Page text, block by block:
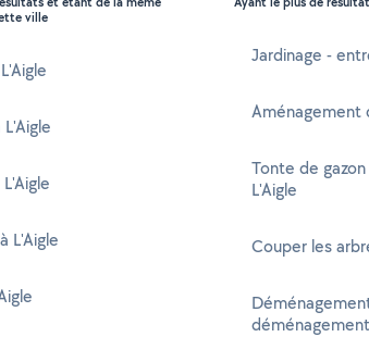
ville
L'Aigle
Jardinage -
Aménagement
Tonte de
L'Aigle
Couper les